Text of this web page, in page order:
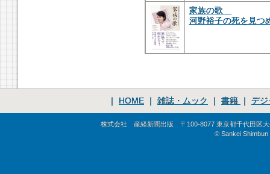
家族の歌
河野裕子の死を見つ
HOME 雑誌・ムック 書籍 デ
株式会社 産経新聞出版 〒100-8077 東京都千代田区
© Sankei Shimbun